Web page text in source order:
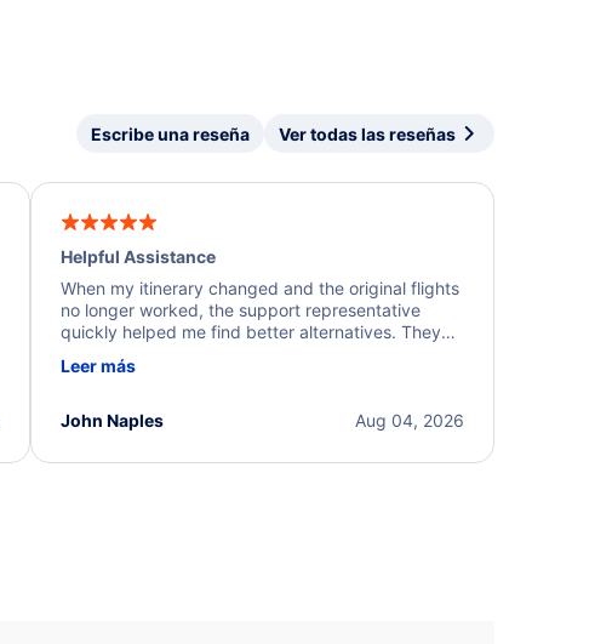
Escribe una reseña Ver todas las reseñas
Helpful Assistance
When my itinerary changed and the original flights
no longer worked, the support representative
quickly helped me find better alternatives. They
beyond to resolve the issue. I'm grateful for the
Leer más
Aug 04, 2026
John Naples